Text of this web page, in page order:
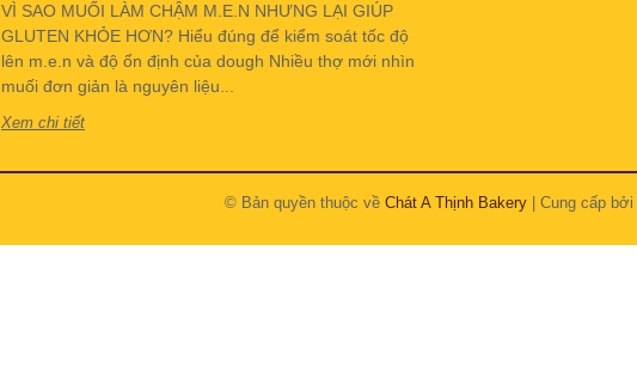
VÌ SAO MUỐI LÀM CHẬM M.E.N NHƯNG LẠI GIÚP
GLUTEN KHỎE HƠN? Hiểu đúng để kiểm soát tốc độ
lên m.e.n và độ ổn định của dough Nhiều thợ mới nhìn
muối đơn giản là nguyên liệu...
Xem chi tiết
© Bản quyền thuộc về Chát A Thịnh Bakery | Cung cấp bởi